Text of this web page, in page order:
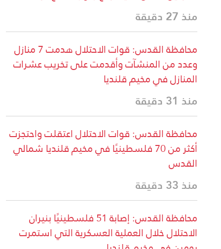
محافظة القدس: قوات الاحتلال هدمت 7 منازل
وأقدمت على تخريب عشرات
قلنديا
قوات الاحتلال اعتقلت واحتجزت
من 70 فلسطينيًا في مخيم قلنديا شمالي
محافظة القدس: إصابة 51 فلسطينيًا بنيران
العملية العسكرية التي استمرت